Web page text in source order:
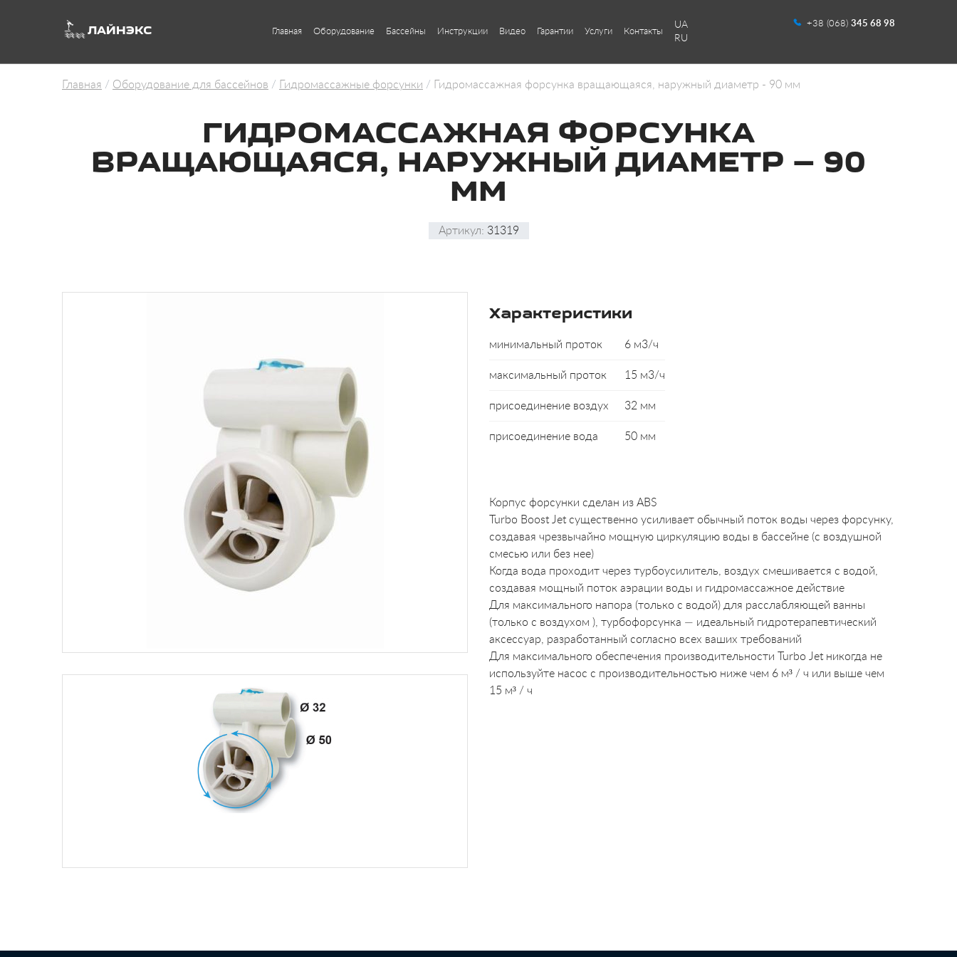
+38 (068) 345 68 98
ЛАЙНЭКС Главная Оборудование Бассейны Инструкции Видео Гарантии Услуги Контакты
RU
UA
Главная Оборудование для бассейнов Гидромассажные форсунки Гидромассажная форсунка вращающаяся, наружный диаметр - 90 мм
ГИДРОМАССАЖНАЯ ФОРСУНКА
ВРАЩАЮЩАЯСЯ, НАРУЖНЫЙ ДИАМЕТР — 90
ММ
Артикул: 31319
Характеристики
минимальный проток 6 м3/ч
максимальный проток 15 м3/ч
присоединение воздух 32 мм
присоединение вода 50 мм
Корпус форсунки сделан из ABS
Turbo Boost Jet существенно усиливает обычный поток воды через форсунку,
создавая чрезвычайно мощную циркуляцию воды в бассейне (с воздушной
смесью или без нее)
Когда вода проходит через турбоусилитель, воздух смешивается с водой,
создавая мощный поток аэрации воды и гидромассажное действие
Для максимального напора (только с водой) для расслабляющей ванны
(только с воздухом ), турбофорсунка — идеальный гидротерапевтический
аксессуар, разработанный согласно всех ваших требований
Для максимального обеспечения производительности Turbo Jet никогда не
используйте насос с производительностью ниже чем 6 м³ / ч или выше чем
15 м³ / ч